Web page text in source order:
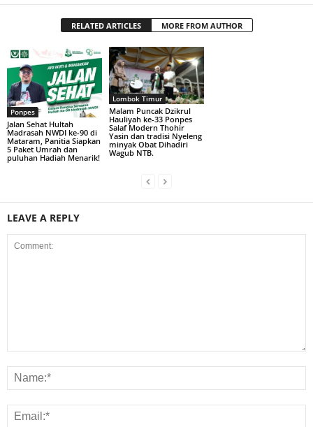
RELATED ARTICLES MORE FROM AUTHOR
Ponpes
Jalan Sehat Hultah
Madrasah NWDI ke-90 di
Mataram, Panitia Siapkan
5 Paket Umrah dan
puluhan Hadiah Menarik!
Lombok Timur
Malam Puncak Dzikrul
Hauliyah ke-33 Ponpes
Salaf Modern Thohir
Yasin dan tradisi Nyeleng
minyak Obat Dihadiri
Wagub NTB.
LEAVE A REPLY